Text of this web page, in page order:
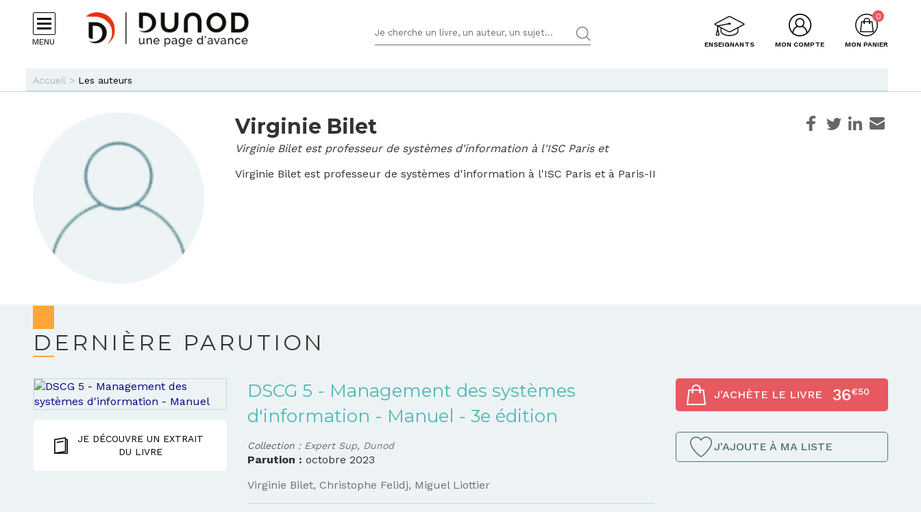
MENU
TERMES DE RECHERCHES
MON PANIER
0
MON COMPTE
ENSEIGNANTS
Vous êtes ici
Accueil > Les auteurs
Virginie Bilet
Virginie Bilet est professeur de systèmes d'information à l'ISC Paris et
Virginie Bilet est professeur de systèmes d'information à l'ISC Paris et à Paris-II
DERNIÈRE PARUTION
JE DÉCOUVRE UN EXTRAIT
DU LIVRE
DSCG 5 - Management des systèmes
d'information - Manuel - 3e édition
Collection : Expert Sup, Dunod
Parution : octobre 2023
Virginie Bilet, Christophe Felidj, Miguel Liottier
J'ACHÈTE LE LIVRE 36€50
J'AJOUTE À MA LISTE